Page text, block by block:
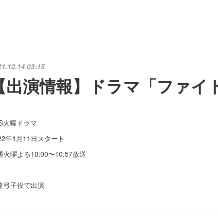
03:15
出演情報】ドラマ「ファイ
火曜ドラマ
年1月11日スタート
火曜よる10:00〜10:57放送
弓子役で出演